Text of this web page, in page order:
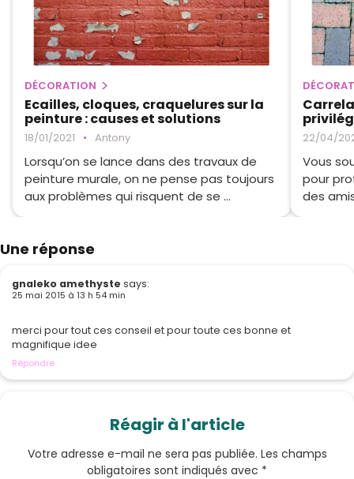
DÉCORATION
Ecailles, cloques, craquelures sur la
peinture : causes et solutions
18/01/2021 • Antony
Lorsqu’on se lance dans des travaux de
peinture murale, on ne pense pas toujours
aux problèmes qui risquent de se ...
22/04/
Vous
pour
des
Une réponse
gnaleko amethyste says:
25 mai 2015 à 13 h 54 min
merci pour tout ces conseil et pour toute ces bonne et
magnifique idee
Répondre
Réagir à l'article
Votre adresse e-mail ne sera pas publiée. Les champs
obligatoires sont indiqués avec *